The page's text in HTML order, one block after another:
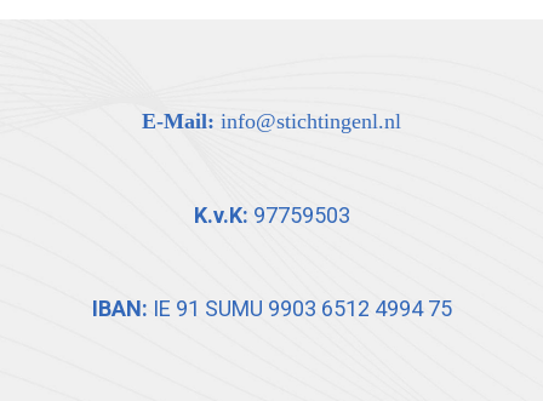
E-Mail: info@stichtingenl.nl
K.v.K: 97759503
IBAN: IE 91 SUMU 9903 6512 4994 75